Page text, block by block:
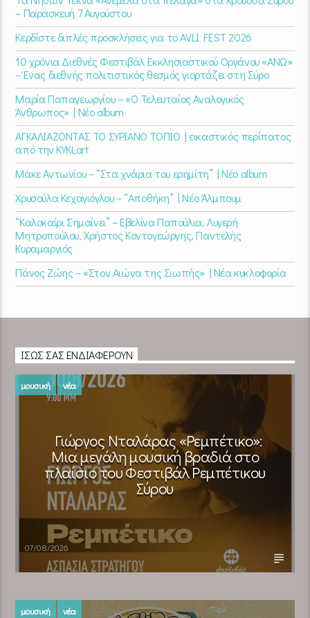
– Παρασκευή 7 Αυγούστου
Κερδίστε διπλές προσκλήσεις για το AVLI FEST 2026
10 χρόνια Διεθνές Φεστιβάλ Εκκλησιαστικού Οργάνου «ΑΝΩ»
– Ένας διεθνής πολιτιστικός θεσμός γιορτάζει στη Σύρο​
Μαρία Παπαγεωργίου – «Ο Τελευταίος Αναλογικός
Άνθρωπος» | Νέο album
ΑΓΚΑΛΙΑΖΟΝΤΑΣ ΤΟ ΣΥΡΙΑΝΟ ΤΟΠΙΟ | εικαστικός περίπατος
από την KYKLart
Μάκε Αντωνίου – “Στα χνάρια του ερημίτη” | Νέο album
Χρυσούλα Κεχαγιόγλου – “Αποθήκη” | Νέο Άλμπουμ
“Καλοκαίρι Σημαίνει” – Εβελίνα Παπούλια, Λυγερή
Μητροπούλου, Χρήστος Κοντογεώργης, Παντελής
Κυραμαργιός
Πάνος Ζώης – «Στον Αιώνα της Σιωπής» | Νέα κυκλοφορία
ΊΣΩΣ ΣΑΣ ΕΝΔΙΑΦΈΡΟΥΝ
μουσική νέα
Γιώργος Νταλάρας «Ρεμπέτικο»:
Μια μεγάλη μουσική βραδιά στο
πλαίσιο του Φεστιβάλ Ρεμπέτικου
Σύρου
07/08/2026
μουσική νέα